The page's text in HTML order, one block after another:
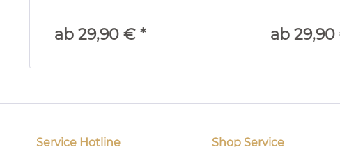
ab 29,90 € * ab 29,90
Service Hotline Shop Service